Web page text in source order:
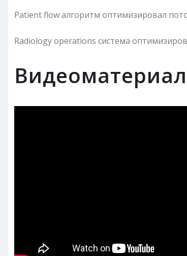
Patient flow алгоритм оптимизировал
Radiology operations система